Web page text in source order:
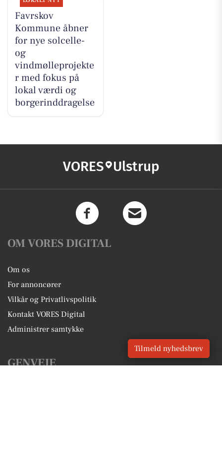
Favrskov
Kommune åbner
for nye solcelle-
og
vindmølleprojekte
r med fokus på
lokal værdi og
borgerinddragelse
VORES Ulstrup
OM VORES DIGITAL
Om os
For annoncører
Vilkår og Privatlivspolitik
Kontakt VORES Digital
Administrer samtykke
GENVEJE
Tilmeld nyhedsbrev